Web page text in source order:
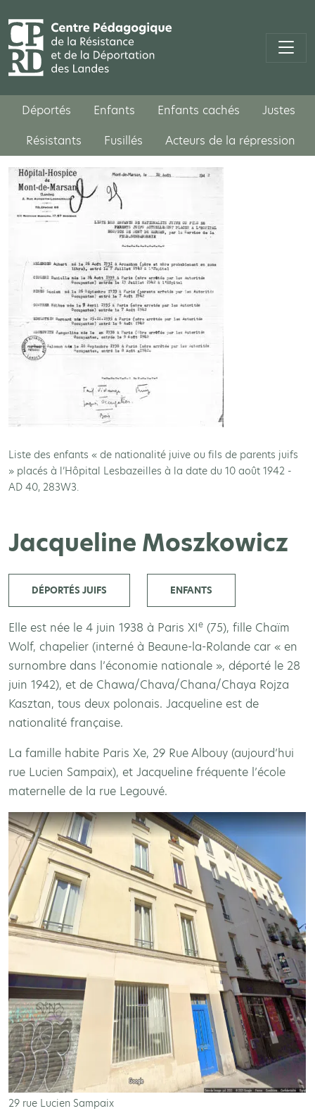
Déportés Enfants Enfants cachés
Justes
Résistants
Fusillés Acteurs de la répression
Liste des enfants « de nationalité juive ou fils de parents juifs
» placés à l’Hôpital Lesbazeilles à la date du 10 août 1942 -
AD 40, 283W3.
Jacqueline Moszkowicz
DÉPORTÉS JUIFS ENFANTS
Elle est née le 4 juin 1938 à Paris XIe (75), fille Chaïm
Wolf, chapelier (interné à Beaune-la-Rolande car « en
surnombre dans l’économie nationale », déporté le 28
juin 1942), et de Chawa/Chava/Chana/Chaya Rojza
Kasztan, tous deux polonais. Jacqueline est de
nationalité française.
La famille habite Paris Xe, 29 Rue Albouy (aujourd’hui
rue Lucien Sampaix), et Jacqueline fréquente l’école
maternelle de la rue Legouvé.
29 rue Lucien Sampaix